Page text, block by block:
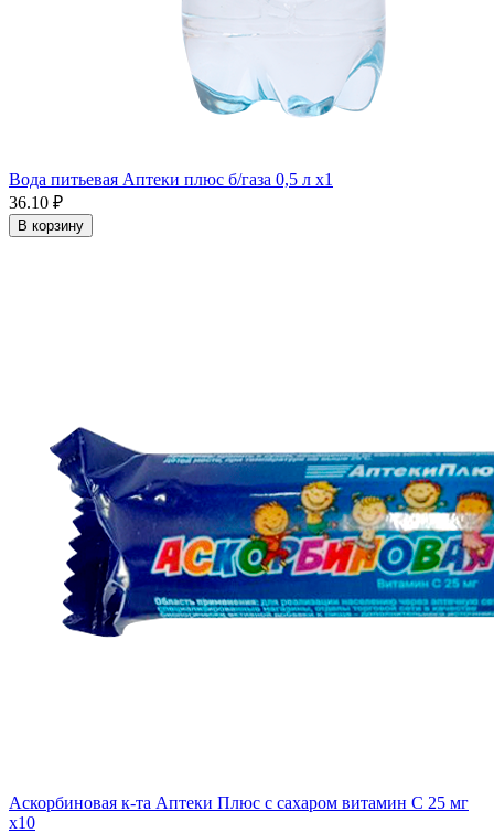
Вода питьевая Аптеки плюс б/газа 0,5 л x1
36.10 ₽
В корзину
Аскорбиновая к-та Аптеки Плюс с сахаром витамин С 25 мг
x10